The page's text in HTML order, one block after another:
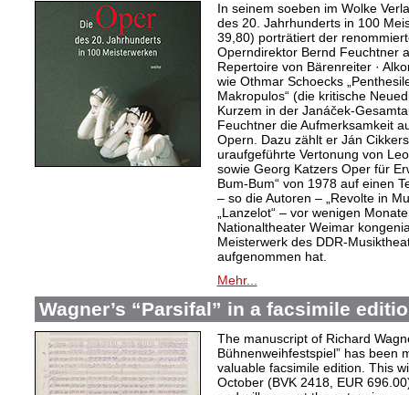
In seinem soeben im Wolke
des 20. Jahrhunderts in 100
39,80) porträtiert der
Operndirektor Bernd Feuchtner
Repertoire von Bärenreiter ·
wie Othmar Schoecks
Makropulos“ (die kritische
Kurzem in der Janáček-
Feuchtner die Aufmerksamkeit
Opern. Dazu zählt er Ján
uraufgeführte Vertonung von
sowie Georg Katzers Oper für
Bum-Bum“ von 1978 auf einen
– so die Autoren – „Revolte in
„Lanzelot“ – vor wenigen
Nationaltheater Weimar
Meisterwerk des DDR-
aufgenommen hat.
Mehr...
Wagner’s “Parsifal” in a facsimile
The manuscript of Richard
Bühnenweihfestspiel” has been
valuable facsimile edition. This
October (BVK 2418, EUR